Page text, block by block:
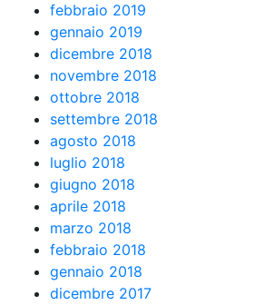
febbraio 2019
gennaio 2019
dicembre 2018
novembre 2018
ottobre 2018
settembre 2018
agosto 2018
luglio 2018
giugno 2018
aprile 2018
marzo 2018
febbraio 2018
gennaio 2018
dicembre 2017